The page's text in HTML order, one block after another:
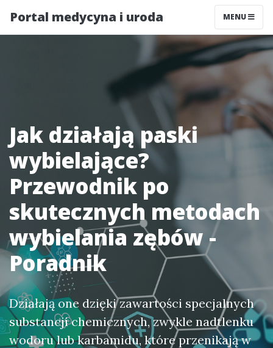
Portal medycyna i uroda MENU
Jak działają paski
wybielające?
Przewodnik po
skutecznych metodach
wybielania zębów -
Poradnik
Działają one dzięki zawartości specjalnych
substancji chemicznych, zwykle nadtlenku
wodoru lub karbamidu, które przenikają w